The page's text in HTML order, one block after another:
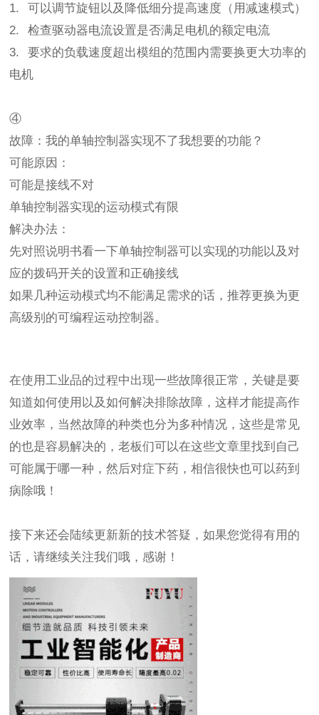
1. 可以调节旋钮以及降低细分提高速度（用减速模式）
2. 检查驱动器电流设置是否满足电机的额定电流
3. 要求的负载速度超出模组的范围内需要换更大功率的
电机
④
故障：我的单轴控制器实现不了我想要的功能？
可能原因：
可能是接线不对
单轴控制器实现的运动模式有限
解决办法：
先对照说明书看一下单轴控制器可以实现的功能以及对
应的拨码开关的设置和正确接线
如果几种运动模式均不能满足需求的话，推荐更换为更
高级别的可编程运动控制器。
在使用工业品的过程中出现一些故障很正常，关键是要
知道如何使用以及如何解决排除故障，这样才能提高作
业效率，当然故障的种类也分为多种情况，这些是常见
的也是容易解决的，老板们可以在这些文章里找到自己
可能属于哪一种，然后对症下药，相信很快也可以药到
病除哦！
接下来还会陆续更新新的技术答疑，如果您觉得有用的
话，请继续关注我们哦，感谢！